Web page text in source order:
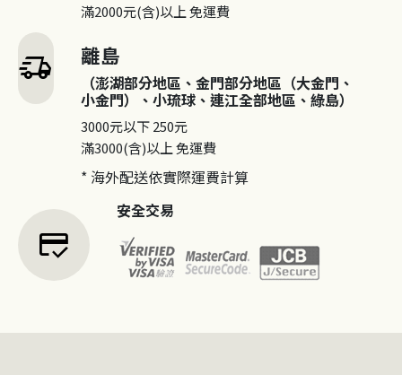
delivery_truck_speed
滿2000元(含)以上免運費
離島
（澎湖部分地區、金門部分地區（大金門、
小金門）、小琉球、連江全部地區、綠島）
3000元以下250元
滿3000(含)以上免運費
* 海外配送依實際運費計算
credit_score
安全交易